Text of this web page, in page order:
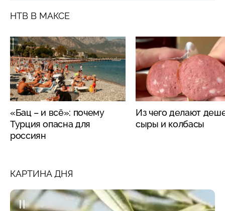
НТВ В МАКСЕ
«Бац – и всё»: почему
Турция опасна для
россиян
Из чего делают
сыры и колбасы
КАРТИНА ДНЯ